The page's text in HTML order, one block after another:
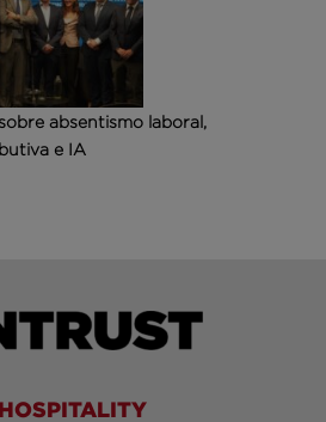
absentismo laboral,
e IA